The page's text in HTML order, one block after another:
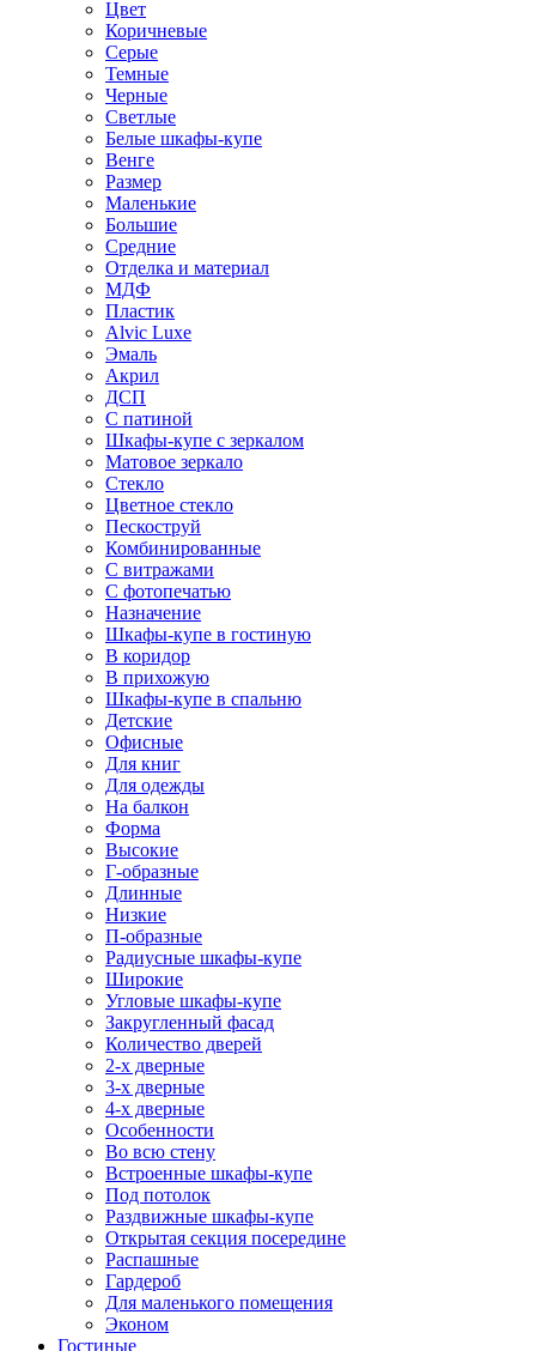
Цвет
Коричневые
Серые
Темные
Черные
Светлые
Белые шкафы-купе
Венге
Размер
Маленькие
Большие
Средние
Отделка и материал
МДФ
Пластик
Alvic Luxe
Эмаль
Акрил
ДСП
С патиной
Шкафы-купе с зеркалом
Матовое зеркало
Стекло
Цветное стекло
Пескоструй
Комбинированные
С витражами
С фотопечатью
Назначение
Шкафы-купе в гостиную
В коридор
В прихожую
Шкафы-купе в спальню
Детские
Офисные
Для книг
Для одежды
На балкон
Форма
Высокие
Г-образные
Длинные
Низкие
П-образные
Радиусные шкафы-купе
Широкие
Угловые шкафы-купе
Закругленный фасад
Количество дверей
2-х дверные
3-х дверные
4-х дверные
Особенности
Во всю стену
Встроенные шкафы-купе
Под потолок
Раздвижные шкафы-купе
Открытая секция посередине
Распашные
Гардероб
Для маленького помещения
Эконом
Гостиные